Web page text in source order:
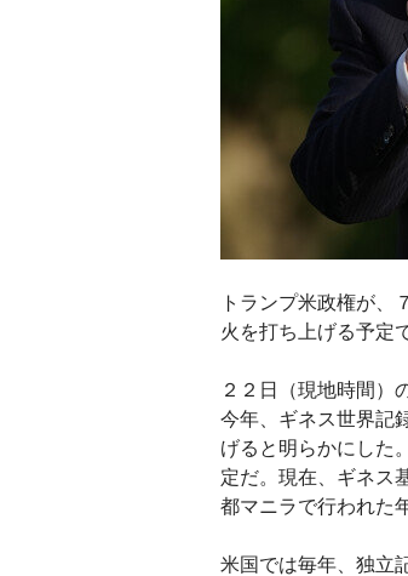
トランプ米政権が、
火を打ち上げる予定
２２日（現地時間）
今年、ギネス世界記
げると明らかにした
定だ。現在、ギネス
都マニラで行われた
米国では毎年、独立